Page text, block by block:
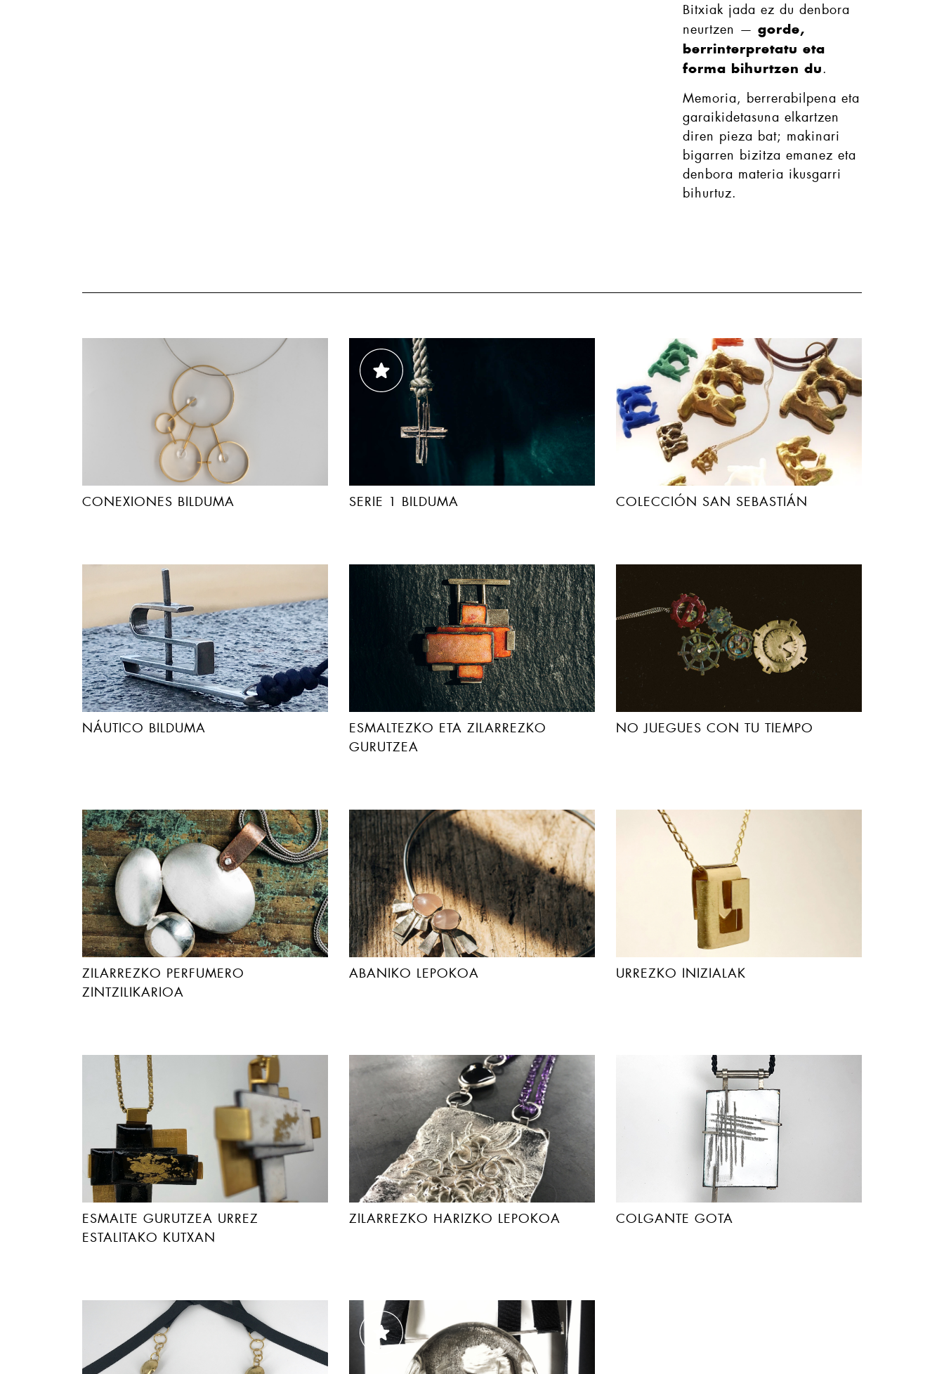
Bitxiak jada ez du denbora
neurtzen — gorde,
berrinterpretatu eta
forma bihurtzen du.
Memoria, berrerabilpena eta
garaikidetasuna elkartzen
diren pieza bat; makinari
bigarren bizitza emanez eta
denbora materia ikusgarri
bihurtuz.
CONEXIONES BILDUMA SERIE 1 BILDUMA COLECCIÓN SAN SEBASTIÁN
NÁUTICO BILDUMA
ESMALTEZKO ETA ZILARREZKO
GURUTZEA
NO JUEGUES CON TU TIEMPO
ZILARREZKO PERFUMERO
ZINTZILIKARIOA
ABANIKO LEPOKOA URREZKO INIZIALAK
ESMALTE GURUTZEA URREZ
ESTALITAKO KUTXAN
ZILARREZKO HARIZKO LEPOKOA COLGANTE GOTA